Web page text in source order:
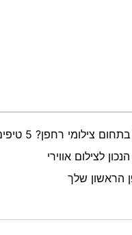
צילומי רחפן? 5 טיפים
לצילום אווירי
הראשון שלך